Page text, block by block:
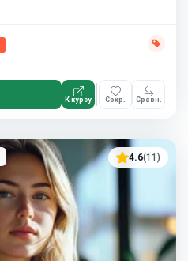
К курсу Сохр. Сравн.
4.6(11)